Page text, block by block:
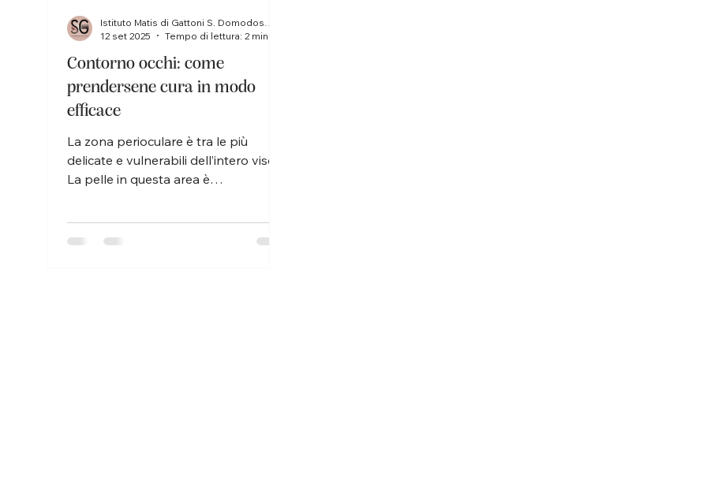
Contorno occhi: come
prendersene cura in modo
efficace
La zona perioculare è tra le più
delicate e vulnerabili dell’intero viso.
La pelle in questa area è
12 set 2025
Tempo di lettura: 2 min